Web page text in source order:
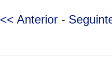
<< Anterior -